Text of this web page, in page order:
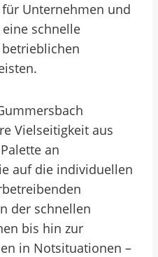
Unternehmen und
schnelle
Vielseitigkeit aus
an
auf die individuellen
der schnellen
bis hin zur
in Notsituationen –